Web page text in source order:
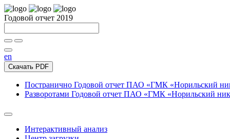
Годовой отчет 2019
en
Скачать PDF
Постранично Годовой отчет ПАО «ГМК «Норильский
Разворотами Годовой отчет ПАО «ГМК «Норильский
Интерактивный анализ